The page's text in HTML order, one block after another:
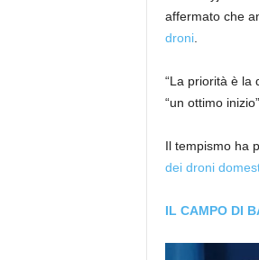
affermato che
droni.
“La priorità è la
“un ottimo
Il tempismo ha
dei droni
IL CAMPO DI